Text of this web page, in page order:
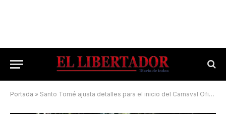
Portada » Santo Tomé ajusta detalles para el inicio del Carnaval Oficial